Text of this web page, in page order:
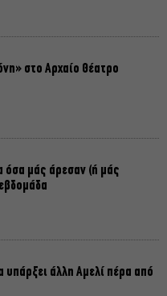
στο Αρχαίο Θέατρο
όσα μάς άρεσαν (ή μάς
άλλη Αμελί πέρα από